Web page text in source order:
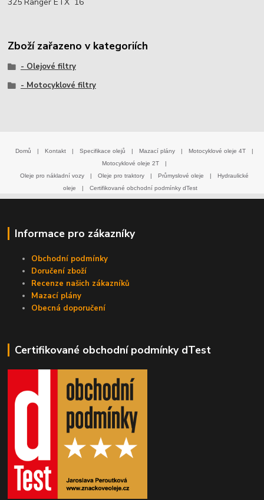
325 Ranger ETX 16
Zboží zařazeno v kategoriích
- Olejové filtry
- Motocyklové filtry
Domů Kontakt Specifikace olejů Mazací plány Motocyklové oleje 4T
Motocyklové oleje 2T
Oleje pro nákladní vozy
Oleje pro traktory Průmyslové oleje
Hydraulické
oleje
Certifikované obchodní podmínky dTest
Informace pro zákazníky
Obchodní podmínky
Doručení zboží
Recenze našich zákazníků
Mazací plány
Obecná doporučení
Certifikované obchodní podmínky dTest